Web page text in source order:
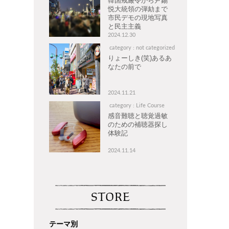
悦大統領の弾劾まで
市民デモの現地写真
と民主主義
2024.12.30
category : not categorized
りょーしき(笑)あるあ
なたの前で
2024.11.21
category : Life Course
感音難聴と聴覚過敏
のための補聴器探し
体験記
2024.11.14
STORE
テーマ別